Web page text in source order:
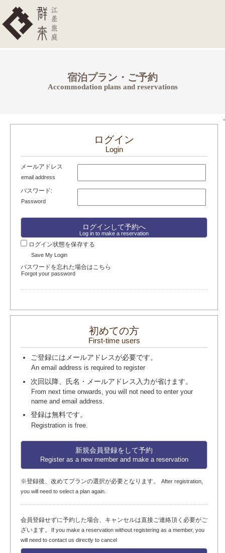
宿泊プラン・ご予約
Accommodation plans and reservations
ログイン
Login
メールアドレス
email address
パスワード:
Password
Log in to make a reservation
ログイン状態を保存する
Save My Login
パスワードを忘れた場合はこちら
Forgot your password
初めての方
First-time users
ご登録にはメールアドレスが必要です。
An email address is required to register
次回以降、氏名・メールアドレス入力が省けます。
From next time onwards, you will not need to enter your
name and email address.
登録は無料です。
Registration is free.
新規会員登録をして予約
Register as a new member and make a reservation
※登録後、改めてプランの選択が必要となります。
After registration,
you will need to select a plan again.
会員登録せずに予約した場合、キャンセルは直接ご連絡頂く必要がご
ざいます。
If you make a reservation without registering as a member, you
will need to contact us directly to cancel
.